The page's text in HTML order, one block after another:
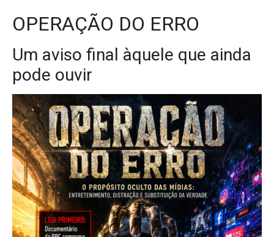
OPERAÇÃO DO ERRO
Um aviso final àquele que ainda
pode ouvir